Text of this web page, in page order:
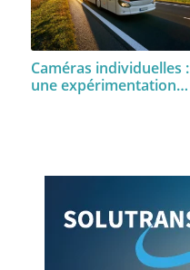
Caméras individuelles :
une expérimentation…